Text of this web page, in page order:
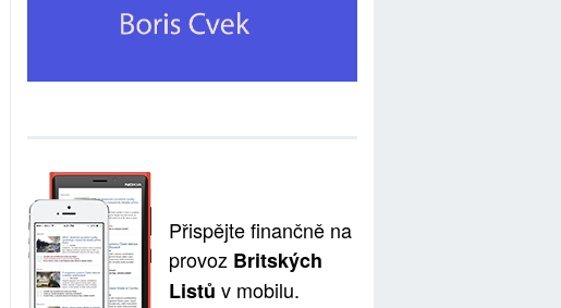
Přispějte finančně na
provoz Britských
Listů v mobilu.